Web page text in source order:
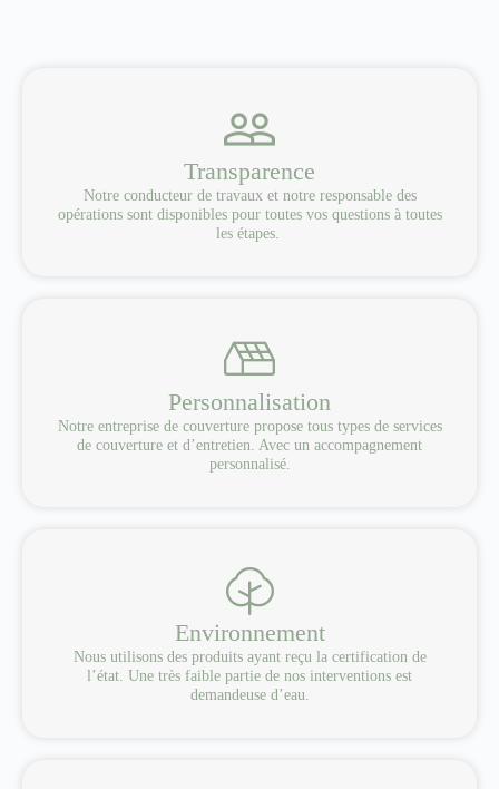
Transparence
Notre conducteur de travaux et notre responsable des
opérations sont disponibles pour toutes vos questions à toutes
les étapes.
Personnalisation
Notre entreprise de couverture propose tous types de services
de couverture et d’entretien. Avec un accompagnement
personnalisé.
Environnement
Nous utilisons des produits ayant reçu la certification de
l’état. Une très faible partie de nos interventions est
demandeuse d’eau.